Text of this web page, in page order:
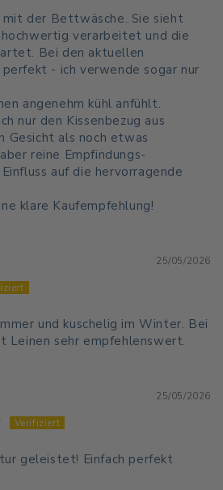
mit der Bettwäsche. Sie sieht
verarbeitet und die
Bei den aktuellen
- ich verwende sogar nur
angenehm kühl anfühlt.
nur den Kissenbezug aus
als noch etwas
reine Empfindungs-
auf die hervorragende
klare Kaufempfehlung!
25/05/2026
und kuschelig im Winter. Bei
Leinen sehr empfehlenswert.
25/05/2026
geleistet! Einfach perfekt